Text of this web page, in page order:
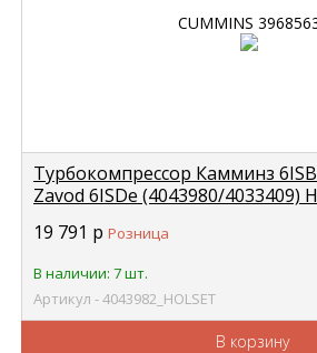
Турбокомпрессор Камминз
Zavod 6ISDe (4043980/4033409)
19 791 р Розница
В наличии: 7 шт.
Артикул - 4043982_HOLSET
В корзину